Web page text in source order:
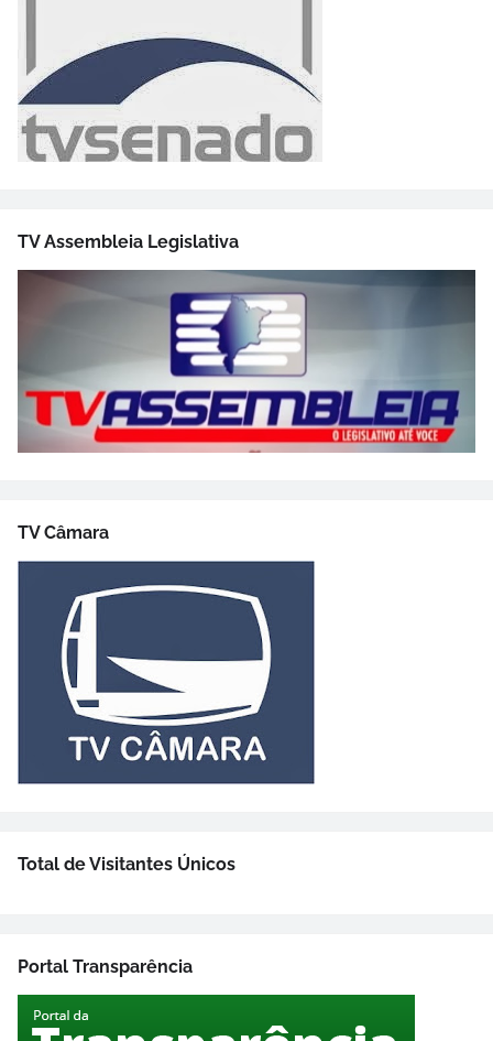
TV Assembleia Legislativa
TV Câmara
Total de Visitantes Únicos
Portal Transparência